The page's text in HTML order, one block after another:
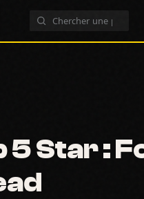
5 Star :